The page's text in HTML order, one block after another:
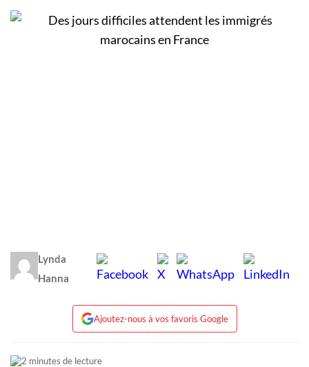
Lynda
Hanna
Ajoutez-nous à vos favoris Google
2 minutes de lecture